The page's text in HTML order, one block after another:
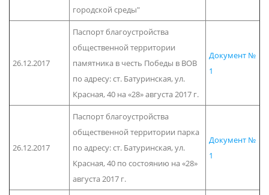
городской среды"
26.12.2017
Паспорт благоустройства
общественной территории
памятника в честь Победы в ВОВ
по адресу: ст. Батуринская, ул.
Красная, 40 на «28» августа 2017 г.
Документ №
1
26.12.2017
Паспорт благоустройства
общественной территории парка
по адресу: ст. Батуринская, ул.
Красная, 40 по состоянию на «28»
августа 2017 г.
Документ №
1